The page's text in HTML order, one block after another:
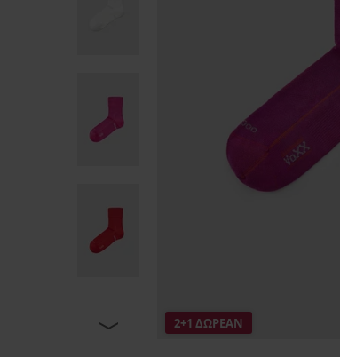
2+1 ΔΩΡΕΑΝ